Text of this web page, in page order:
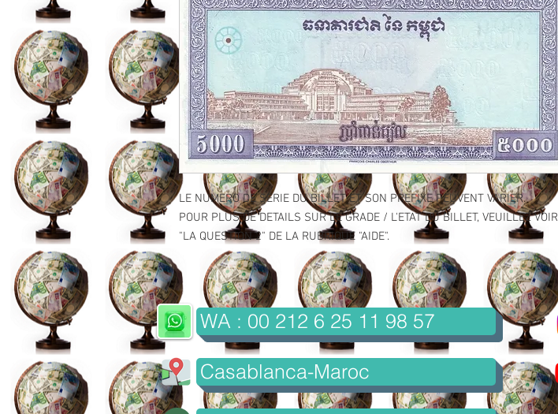
LE NUMERO DE SERIE DU BILLET ET SON PREFIXE PEUVENT VARIER.
POUR PLUS DE DETAILS SUR LE GRADE / L'ETAT DU BILLET, VEUILLEZ VOIR
"LA QUESTION 2" DE LA RUBRIQUE "AIDE".
WA : 00 212 6 25 11 98 57
Casablanca-Maroc